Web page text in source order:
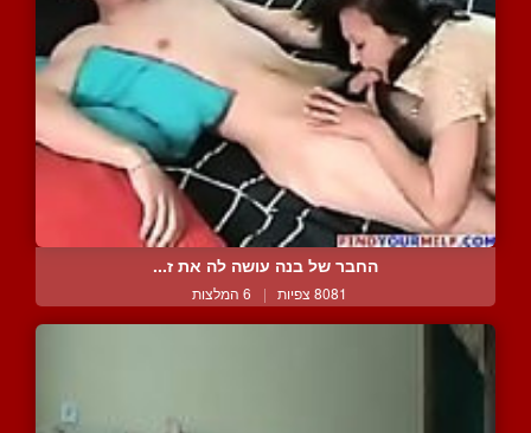
החבר של בנה עושה לה את ז...
8081 צפיות | 6 המלצות